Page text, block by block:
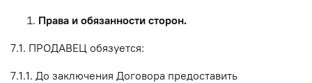
Права и обязанности сторон.
7.1. ПРОДАВЕЦ обязуется:
7.1.1. До заключения Договора предоставить